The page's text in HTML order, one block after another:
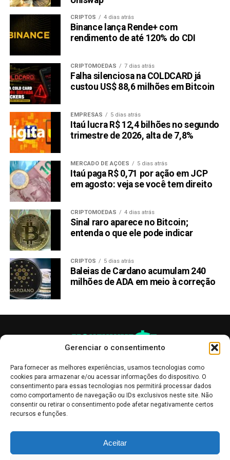
Gerenciar o consentimento
Para fornecer as melhores experiências, usamos tecnologias como
cookies para armazenar e/ou acessar informações do dispositivo. O
consentimento para essas tecnologias nos permitirá processar dados
como comportamento de navegação ou IDs exclusivos neste site. Não
consentir ou retirar o consentimento pode afetar negativamente certos
recursos e funções.
Aceitar
sem contato por conta da pandemia
Cartões Bradesco de débito e múltiplos Visa, agora
podem ser utilizados para pagamentos por
Bradesco conversa com Banco do Brasil sobre
divisão de ativos em cartões
Algar Telecom gera EBITDA 14,5% maior e soma
R$ 270 milhões
Luiza Trajano, súplica: “Vá à loja, por favor”
Compartilhar:
Copy
Link
WhatsApp
Twitter
Facebook
Reddit
Email
TÓPICOS RELACIONADOS:
PRÓXIMA:
Mega da Virada: Apostas podem ser feitas a partir de
hoje
NÃO PERCA:
Cadastro Único: Prazo para atualização de dados
termina amanhã
CRIPTOS 4 dias atrás
Binance lança Rende+ com
rendimento de até 120% do CDI
CRIPTOMOEDAS 7 dias atrás
Falha silenciosa na COLDCARD já
custou US$ 88,6 milhões em Bitcoin
EMPRESAS 5 dias atrás
Itaú lucra R$ 12,4 bilhões no segundo
trimestre de 2026, alta de 7,8%
MERCADO DE AÇÕES 5 dias atrás
Itaú paga R$ 0,71 por ação em JCP
em agosto: veja se você tem direito
CRIPTOMOEDAS 4 dias atrás
Sinal raro aparece no Bitcoin;
entenda o que ele pode indicar
CRIPTOS 5 dias atrás
Baleias de Cardano acumulam 240
milhões de ADA em meio à correção
informativo, servindo como boletins de divulgação, e não devem ser
interpretadas como recomendações de investimento.Leia mais